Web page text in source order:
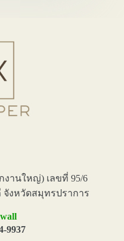
านใหญ่) เลขที่ 95/6
จังหวัดสมุทรปราการ
9937